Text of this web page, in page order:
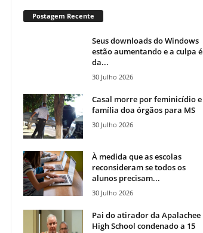
Postagem Recente
Seus downloads do Windows
estão aumentando e a culpa é
da...
30 Julho 2026
Casal morre por feminicídio e
família doa órgãos para MS
30 Julho 2026
À medida que as escolas
reconsideram se todos os
alunos precisam...
30 Julho 2026
Pai do atirador da Apalachee
High School condenado a 15